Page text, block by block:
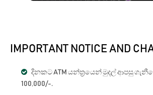
IMPORTANT NOTICE AND
දිනකට ATM යන්ත්‍රයෙන් මුදල් ආපසු
100,000/-.